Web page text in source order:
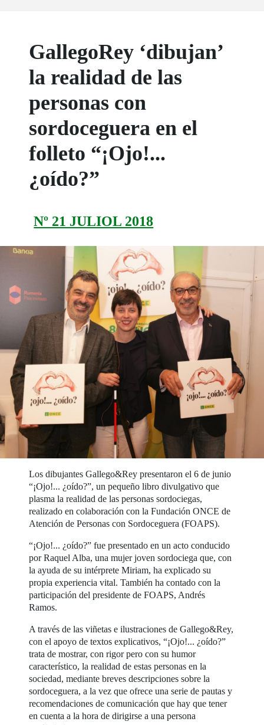
GallegoRey ‘dibujan’
la realidad de las
personas con
sordoceguera en el
folleto “¡Ojo!...
¿oído?”
Nº 21 JULIOL 2018
Los dibujantes Gallego&Rey presentaron el 6 de junio
“¡Ojo!... ¿oído?”, un pequeño libro divulgativo que
plasma la realidad de las personas sordociegas,
realizado en colaboración con la Fundación ONCE de
Atención de Personas con Sordoceguera (FOAPS).
“¡Ojo!... ¿oído?” fue presentado en un acto conducido
por Raquel Alba, una mujer joven sordociega que, con
la ayuda de su intérprete Miriam, ha explicado su
propia experiencia vital. También ha contado con la
participación del presidente de FOAPS, Andrés
Ramos.
A través de las viñetas e ilustraciones de Gallego&Rey,
con el apoyo de textos explicativos, “¡Ojo!... ¿oído?”
trata de mostrar, con rigor pero con su humor
característico, la realidad de estas personas en la
sociedad, mediante breves descripciones sobre la
sordoceguera, a la vez que ofrece una serie de pautas y
recomendaciones de comunicación que hay que tener
en cuenta a la hora de dirigirse a una persona